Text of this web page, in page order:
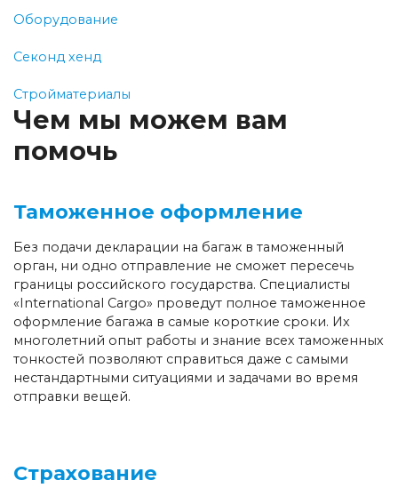
Оборудование
Секонд хенд
Стройматериалы
Чем мы можем вам
помочь
Таможенное оформление
Без подачи декларации на багаж в таможенный
орган, ни одно отправление не сможет пересечь
границы российского государства. Специалисты
«International Cargo» проведут полное таможенное
оформление багажа в самые короткие сроки. Их
многолетний опыт работы и знание всех таможенных
тонкостей позволяют справиться даже с самыми
нестандартными ситуациями и задачами во время
отправки вещей.
Страхование